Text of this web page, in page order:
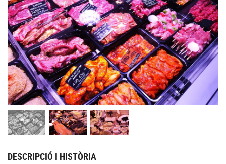
DESCRIPCIÓ I HISTÒRIA